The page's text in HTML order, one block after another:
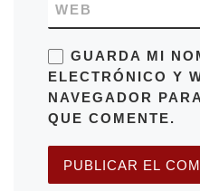
WEB
GUARDA MI
ELECTRÓNICO Y
NAVEGADOR
QUE COMENTE.